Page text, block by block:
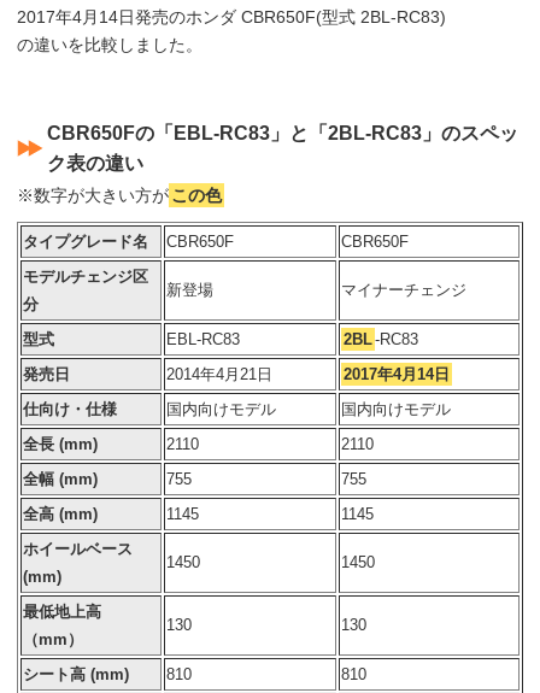
2017年4月14日発売のホンダ CBR650F(型式 2BL-RC83)
の違いを比較しました。
CBR650Fの「EBL-RC83」と「2BL-RC83」のスペッ
ク表の違い
※数字が大きい方がこの色
タイプグレード名 CBR650F
CBR650F
モデルチェンジ区
分
新登場 マイナーチェンジ
型式 EBL-RC83 2BL-RC83
発売日
2014年4月21日
2017年4月14日
仕向け・仕様
国内向けモデル
国内向けモデル
全長 (mm)
2110
2110
全幅 (mm)
755
755
全高 (mm)
1145
1145
ホイールベース
(mm)
1450 1450
最低地上高
（mm）
130 130
シート高 (mm) 810
810